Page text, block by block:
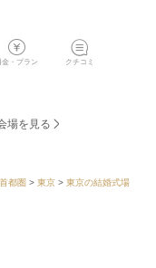
る
金・プラン クチコミ
場を見る
首都圏 東京
東京の結婚式場